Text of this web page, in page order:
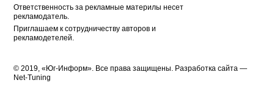
Ответственность за рекламные материлы несет
рекламодатель.
Приглашаем к сотрудничеству авторов и
рекламодетелей.
© 2019, «Юг-Информ». Все права защищены. Разработка cайта —
Net-Tuning